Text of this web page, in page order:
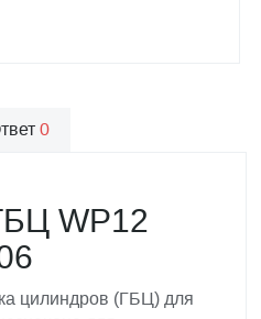
0
WP12
цилиндров (ГБЦ) для